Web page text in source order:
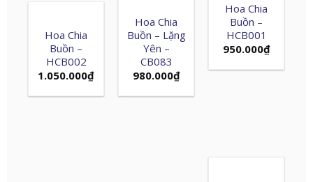
Hoa Chia
Buồn –
HCB001
950.000₫
Hoa Chia
Buồn – Lặng
Yên –
CB083
980.000₫
Hoa Chia
Buồn –
HCB002
1.050.000₫